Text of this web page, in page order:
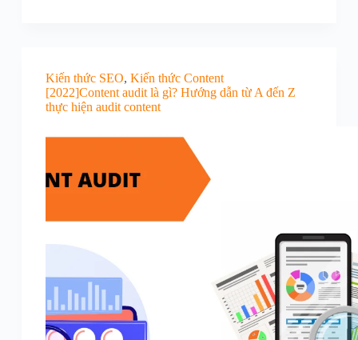
Kiến thức SEO, Kiến thức Content
[2022]Content audit là gì? Hướng dẫn từ A đến Z
thực hiện audit content